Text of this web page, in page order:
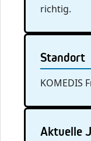
richtig.
Standort
KOMEDIS
Aktuelle